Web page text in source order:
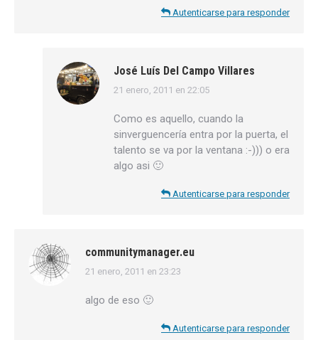
Autenticarse para responder
José Luís Del Campo Villares
dice:
21 enero, 2011 en 22:05
Como es aquello, cuando la
sinverguencería entra por la puerta, el
talento se va por la ventana :-))) o era
algo asi 🙂
Autenticarse para responder
communitymanager.eu
dice:
21 enero, 2011 en 23:23
algo de eso 🙂
Autenticarse para responder